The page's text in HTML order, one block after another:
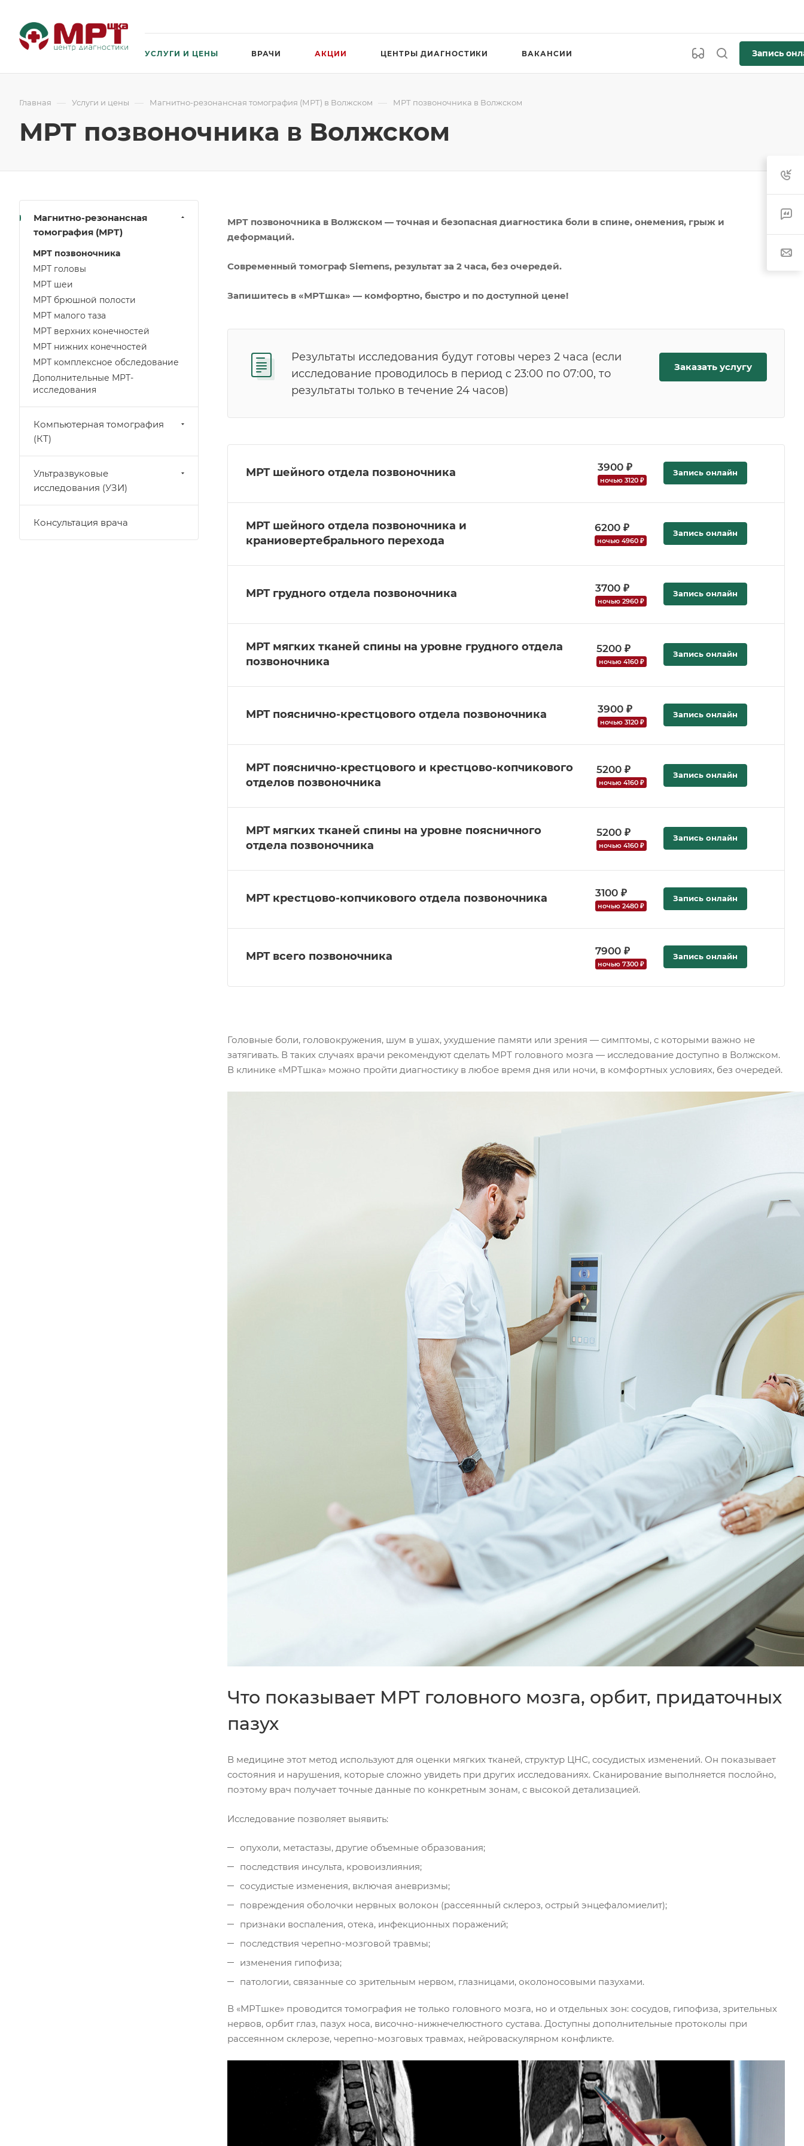
УСЛУГИ И ЦЕНЫ ВРАЧИ АКЦИИ ЦЕНТРЫ ДИАГНОСТИКИ ВАКАНСИИ Запись
Главная — Услуги и цены — Магнитно-резонансная томография (МРТ) в Волжском — МРТ позвоночника в Волжском
МРТ позвоночника в Волжском
МРТ позвоночника в Волжском — точная и безопасная диагностика боли в спине, онемения, грыж и
деформаций.
Современный томограф Siemens, результат за 2 часа, без очередей.
Запишитесь в «МРТшка» — комфортно, быстро и по доступной цене!
Результаты исследования будут готовы через 2 часа (если
исследование проводилось в период с 23:00 по 07:00, то
результаты только в течение 24 часов)
Заказать услугу
МРТ шейного отдела позвоночника 3900 ₽
ночью 3120 ₽
Запись онлайн
МРТ шейного отдела позвоночника и
краниовертебрального перехода
6200 ₽
ночью 4960 ₽
Запись онлайн
МРТ грудного отдела позвоночника 3700 ₽
ночью 2960 ₽
Запись онлайн
МРТ мягких тканей спины на уровне грудного отдела
позвоночника
5200 ₽
ночью 4160 ₽
Запись онлайн
МРТ пояснично-крестцового отдела позвоночника 3900 ₽
ночью 3120 ₽
Запись онлайн
МРТ пояснично-крестцового и крестцово-копчикового
отделов позвоночника
5200 ₽
ночью 4160 ₽
Запись онлайн
МРТ мягких тканей спины на уровне поясничного
отдела позвоночника
5200 ₽
ночью 4160 ₽
Запись онлайн
МРТ крестцово-копчикового отдела позвоночника 3100 ₽
ночью 2480 ₽
Запись онлайн
МРТ всего позвоночника 7900 ₽
ночью 7300 ₽
Запись онлайн
Головные боли, головокружения, шум в ушах, ухудшение памяти или зрения — симптомы, с которыми важно не
затягивать. В таких случаях врачи рекомендуют сделать МРТ головного мозга — исследование доступно в Волжском.
В клинике «МРТшка» можно пройти диагностику в любое время дня или ночи, в комфортных условиях, без очередей.
Что показывает МРТ головного мозга, орбит, придаточных
пазух
В медицине этот метод используют для оценки мягких тканей, структур ЦНС, сосудистых изменений. Он показывает
состояния и нарушения, которые сложно увидеть при других исследованиях. Сканирование выполняется послойно,
поэтому врач получает точные данные по конкретным зонам, с высокой детализацией.
Исследование позволяет выявить:
опухоли, метастазы, другие объемные образования;
последствия инсульта, кровоизлияния;
сосудистые изменения, включая аневризмы;
повреждения оболочки нервных волокон (рассеянный склероз, острый энцефаломиелит);
признаки воспаления, отека, инфекционных поражений;
последствия черепно-мозговой травмы;
изменения гипофиза;
патологии, связанные со зрительным нервом, глазницами, околоносовыми пазухами.
В «МРТшке» проводится томография не только головного мозга, но и отдельных зон: сосудов, гипофиза, зрительных
нервов, орбит глаз, пазух носа, височно-нижнечелюстного сустава. Доступны дополнительные протоколы при
рассеянном склерозе, черепно-мозговых травмах, нейроваскулярном конфликте.
Магнитно-резонансная
томография (МРТ)
МРТ позвоночника
МРТ головы
МРТ шеи
МРТ брюшной полости
МРТ малого таза
МРТ верхних конечностей
МРТ нижних конечностей
МРТ комплексное обследование
Дополнительные МРТ-
исследования
Компьютерная томография
(КТ)
Ультразвуковые
исследования (УЗИ)
Консультация врача